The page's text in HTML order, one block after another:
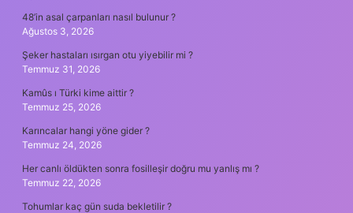
48’in asal çarpanları nasıl bulunur ?
Ağustos 3, 2026
Şeker hastaları ısırgan otu yiyebilir mi ?
Temmuz 31, 2026
Kamûs ı Türki kime aittir ?
Temmuz 25, 2026
Karıncalar hangi yöne gider ?
Temmuz 24, 2026
Her canlı öldükten sonra fosilleşir doğru mu yanlış mı ?
Temmuz 22, 2026
Tohumlar kaç gün suda bekletilir ?